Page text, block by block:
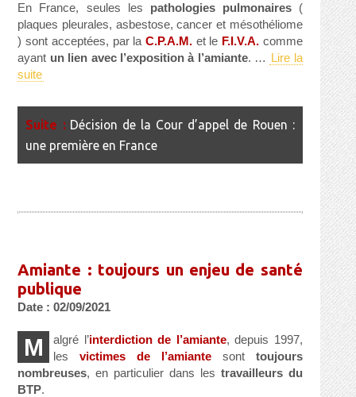
En France, seules les pathologies pulmonaires(
plaques pleurales, asbestose, cancer et mésothéliome
) sont acceptées, par la C.P.A.M.et le F.I.V.A. comme
ayant un lien avec l’exposition à l’amiante. … Lire la
suite
Décision de la Cour d’appel de Rouen :
une première en France
Amiante : toujours un enjeu de santé
publique
Date : 02/09/2021
M algré l’interdiction de l’amiante, depuis 1997,
lesvictimes de l’amiante sont toujours
nombreuses, en particulier dans les travailleurs du
BTP.